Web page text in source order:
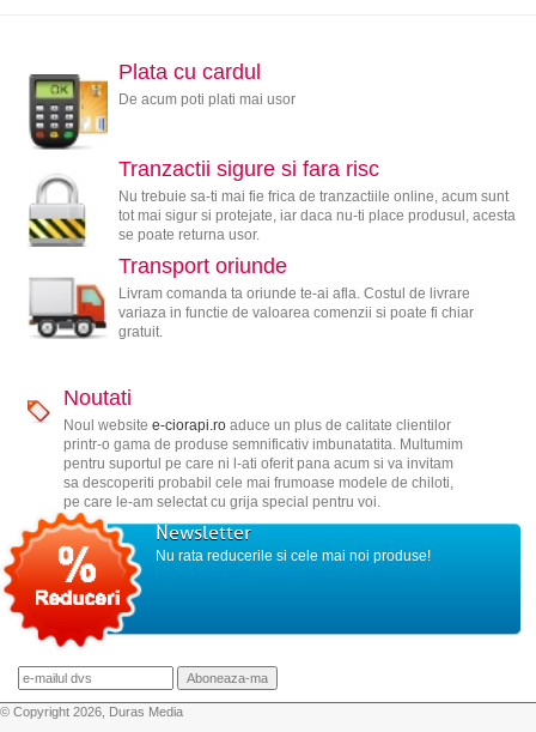
Plata cu cardul
De acum poti plati mai usor
Tranzactii sigure si fara risc
Nu trebuie sa-ti mai fie frica de tranzactiile online, acum sunt
tot mai sigur si protejate, iar daca nu-ti place produsul, acesta
se poate returna usor.
Transport oriunde
Livram comanda ta oriunde te-ai afla. Costul de livrare
variaza in functie de valoarea comenzii si poate fi chiar
gratuit.
Noutati
Noul website e-ciorapi.roaduce un plus de calitate clientilor
printr-o gama de produse semnificativ imbunatatita. Multumim
pentru suportul pe care ni l-ati oferit pana acum si va invitam
sa descoperiti probabil cele mai frumoase modele de chiloti,
pe care le-am selectat cu grija special pentru voi.
Newsletter
Nu rata reducerile si cele mai noi produse!
© Copyright 2026, Duras Media